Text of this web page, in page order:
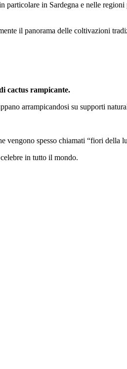
in Sardegna e nelle regioni
il panorama delle coltivazioni
cactus rampicante.
arrampicandosi su supporti
vengono spesso chiamati “fiori della
in tutto il mondo.